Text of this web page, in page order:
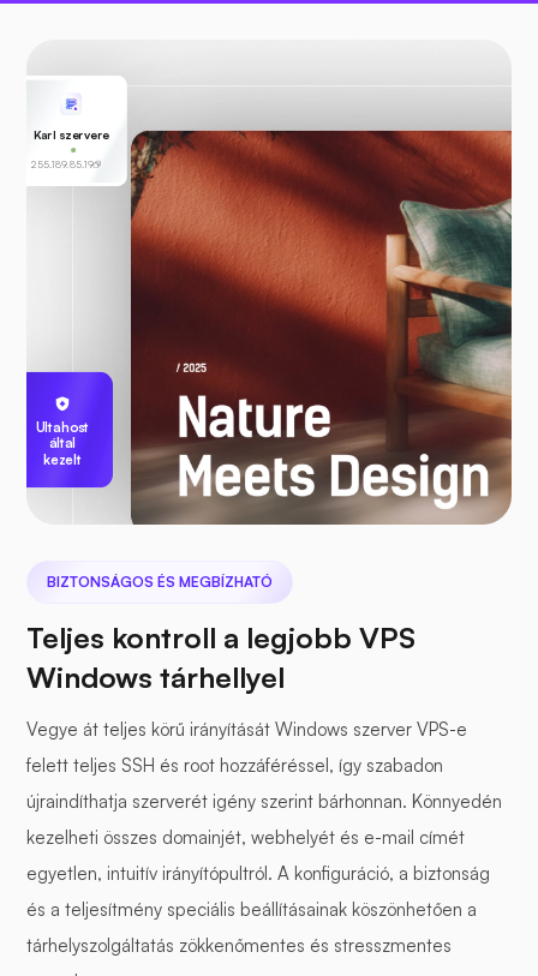
Karl szervere
255.189.85.19
Ultahost
által
kezelt
BIZTONSÁGOS ÉS MEGBÍZHATÓ
Teljes kontroll a legjobb VPS
Windows tárhellyel
Vegye át teljes körű irányítását Windows szerver VPS-e
felett teljes SSH és root hozzáféréssel, így szabadon
újraindíthatja szerverét igény szerint bárhonnan. Könnyedén
kezelheti összes domainjét, webhelyét és e-mail címét
egyetlen, intuitív irányítópultról. A konfiguráció, a biztonság
és a teljesítmény speciális beállításainak köszönhetően a
tárhelyszolgáltatás zökkenőmentes és stresszmentes